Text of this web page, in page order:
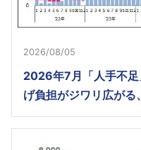
2026/08/05
2026年7月「人手不
げ負担がジワリ広が